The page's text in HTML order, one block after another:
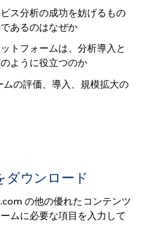
ス分析の成功を妨げるもの
あるのはなぜか
トフォームは、分析導入と
ように役立つのか
ムの評価、導入、規模拡大の
ダウンロード
の他の優れたコンテンツ
ムに必要な項目を入力して